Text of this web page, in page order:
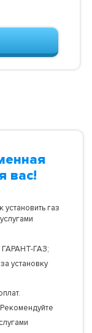
вас!
газ
ГАРАНТ-ГАЗ;
установку